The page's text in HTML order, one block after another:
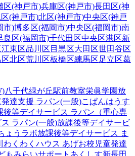
区(神戸市)兵庫区(神戸市)長田区(神
(神戸市)北区(神戸市)中央区(神戸
市)博多区(福岡市)中央区(福岡市)南
良区(福岡市)千代田区中央区港区新
江東区品川区 目黒区大田区世田谷区
北区荒川区板橋区練馬区足立区葛
八千代緑が丘駅前教室栄眞学園放
発達支援 ラパン(一般)こぱんはうす
後等デイサービス ラパン（重心専
ラパン(一般)放課後等デイサービ
ょうラボ放課後等デイサービス ま
わくわくハウス あげお校 児童発達